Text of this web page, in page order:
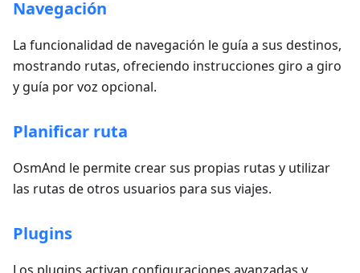
Navegación
La funcionalidad de navegación le guía a sus destinos,
mostrando rutas, ofreciendo instrucciones giro a giro
y guía por voz opcional.
Planificar ruta
OsmAnd le permite crear sus propias rutas y utilizar
las rutas de otros usuarios para sus viajes.
Plugins